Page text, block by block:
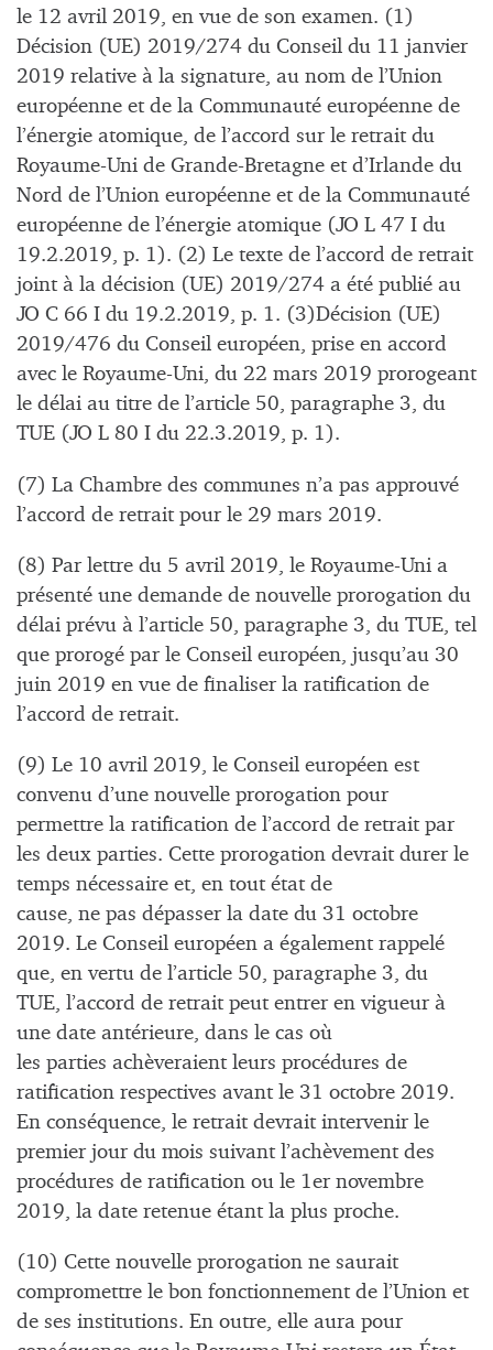
le 12 avril 2019, en vue de son examen. (1)
Décision (UE) 2019/274 du Conseil du 11 janvier
2019 relative à la signature, au nom de l’Union
européenne et de la Communauté européenne de
l’énergie atomique, de l’accord sur le retrait du
Royaume-Uni de Grande-Bretagne et d’Irlande du
Nord de l’Union européenne et de la Communauté
européenne de l’énergie atomique (JO L 47 I du
19.2.2019, p. 1). (2) Le texte de l’accord de retrait
joint à la décision (UE) 2019/274 a été publié au
JO C 66 I du 19.2.2019, p. 1. (3)Décision (UE)
2019/476 du Conseil européen, prise en accord
avec le Royaume-Uni, du 22 mars 2019 prorogeant
le délai au titre de l’article 50, paragraphe 3, du
TUE (JO L 80 I du 22.3.2019, p. 1).
(7) La Chambre des communes n’a pas approuvé
l’accord de retrait pour le 29 mars 2019.
(8) Par lettre du 5 avril 2019, le Royaume-Uni a
présenté une demande de nouvelle prorogation du
délai prévu à l’article 50, paragraphe 3, du TUE, tel
que prorogé par le Conseil européen, jusqu’au 30
juin 2019 en vue de finaliser la ratification de
l’accord de retrait.
(9) Le 10 avril 2019, le Conseil européen est
convenu d’une nouvelle prorogation pour
permettre la ratification de l’accord de retrait par
les deux parties. Cette prorogation devrait durer le
temps nécessaire et, en tout état de
cause, ne pas dépasser la date du 31 octobre
2019. Le Conseil européen a également rappelé
que, en vertu de l’article 50, paragraphe 3, du
TUE, l’accord de retrait peut entrer en vigueur à
une date antérieure, dans le cas où
les parties achèveraient leurs procédures de
ratification respectives avant le 31 octobre 2019.
En conséquence, le retrait devrait intervenir le
premier jour du mois suivant l’achèvement des
procédures de ratification ou le 1er novembre
2019, la date retenue étant la plus proche.
(10) Cette nouvelle prorogation ne saurait
compromettre le bon fonctionnement de l’Union et
de ses institutions. En outre, elle aura pour